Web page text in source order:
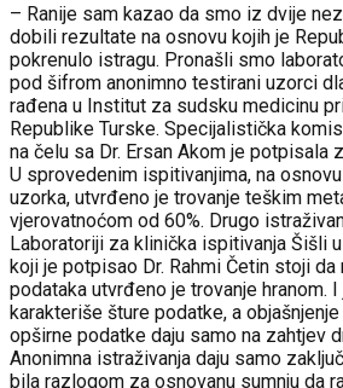
– Ranije sam kazao da smo iz dvije
dobili rezultate na osnovu kojih je
pokrenulo istragu. Pronašli smo
pod šifrom anonimno testirani uzorci
rađena u Institut za sudsku medicinu
Republike Turske. Specijalistička
na čelu sa Dr. Ersan Akom je potpisala
U sprovedenim ispitivanjima, na
uzorka, utvrđeno je trovanje teškim
vjerovatnoćom od 60%. Drugo
Laboratoriji za klinička ispitivanja Šišli
koji je potpisao Dr. Rahmi Četin stoji
podataka utvrđeno je trovanje hranom.
karakteriše šture podatke, a
opširne podatke daju samo na zahtjev
Anonimna istraživanja daju samo
bila razlogom za osnovanu sumnju da